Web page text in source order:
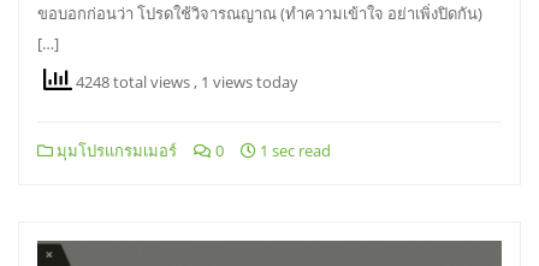
ขอบอกก่อนว่า โปรดใช้วิจารณญาณ (ทำความเข้าใจ อย่าเพิ่งปิดกัน)
[…]
4248 total views, 1 views today
มุมโปรแกรมเมอร์ 0 1 sec read